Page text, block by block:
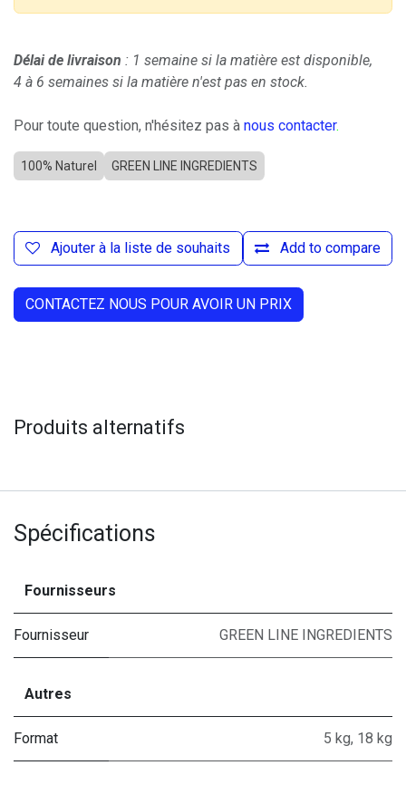
Délai de livraison : 1 semaine si la matière est disponible,
4 à 6 semaines si la matière n'est pas en stock.
Pour toute question, n'hésitez pas à nous contacter.
100% Naturel GREEN LINE INGREDIENTS
Add to compare
Ajouter à la liste de souhaits
CONTACTEZ NOUS POUR AVOIR UN PRIX
Produits alternatifs
Spécifications
Fournisseurs
Fournisseur GREEN LINE INGREDIENTS
Autres
Format 5 kg, 18 kg